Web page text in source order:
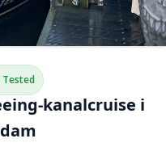
kanalcruise i